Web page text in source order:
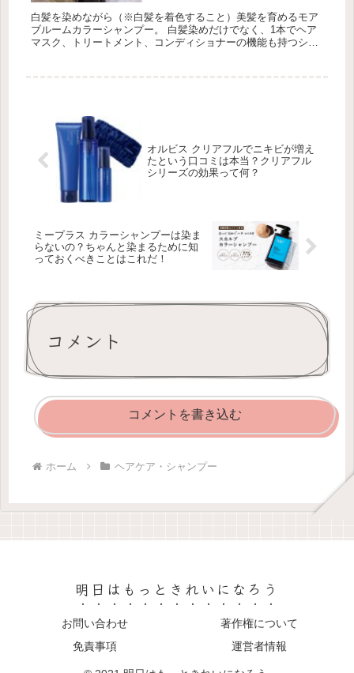
白髪を染めながら（※白髪を着色すること）美髪を育めるモア
ブルームカラーシャンプー。 白髪染めだけでなく、1本でヘア
マスク、トリートメント、コンディショナーの機能も持つシャ
オルビス クリアフルでニキビが増え
たという口コミは本当？クリアフル
シリーズの効果って何？
ミープラス カラーシャンプーは染ま
らないの？ちゃんと染まるために知
っておくべきことはこれだ！
コメント
コメントを書き込む
ホーム ヘアケア・シャンプー
明日はもっときれいになろう
お問い合わせ
著作権について
免責事項
運営者情報